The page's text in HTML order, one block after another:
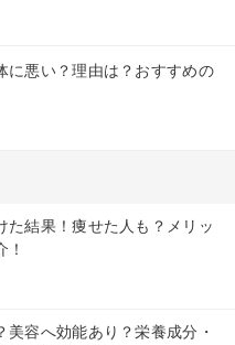
に悪い？理由は？おすすめの
た結果！痩せた人も？メリッ
！
美容へ効能あり？栄養成分・